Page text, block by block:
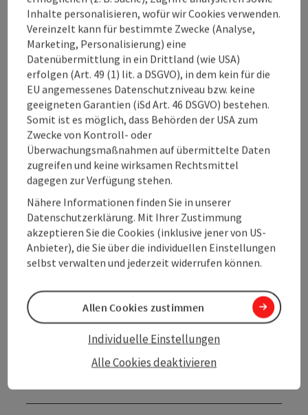
08.08.2026 08.08.2026
09.08.2026 09.08.2026
14.08.2026 14.08.2026
15.08.2026 15.08.2026
16.08.2026 16.08.2026
21.08.2026 21.08.2026
22.08.2026 22.08.2026
23.08.2026 23.08.2026
28.08.2026 28.08.2026
1 bis 10 von 314 Einträgen
Angebot buchen
Unverbindliche Anfrage
Inhalte personalisieren, wofür wir Cookies verwenden.
Vereinzelt kann für bestimmte Zwecke (Analyse,
Marketing, Personalisierung) eine
Datenübermittlung in ein Drittland (wie USA)
erfolgen (Art. 49 (1) lit. a DSGVO), in dem kein für die
EU angemessenes Datenschutzniveau bzw. keine
geeigneten Garantien (iSd Art. 46 DSGVO) bestehen.
Somit ist es möglich, dass Behörden der USA zum
Zwecke von Kontroll- oder
Überwachungsmaßnahmen auf übermittelte Daten
zugreifen und keine wirksamen Rechtsmittel
dagegen zur Verfügung stehen.
Nähere Informationen finden Sie in unserer
Datenschutzerklärung. Mit Ihrer Zustimmung
akzeptieren Sie die Cookies (inklusive jener von US-
Anbieter), die Sie über die individuellen Einstellungen
selbst verwalten und jederzeit widerrufen können.
Alle Cookies deaktivieren
Individuelle Einstellungen
Allen Cookies zustimmen